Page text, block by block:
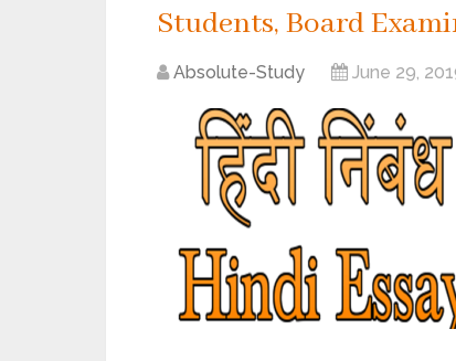
Students, Board
Absolute-Study June 29,